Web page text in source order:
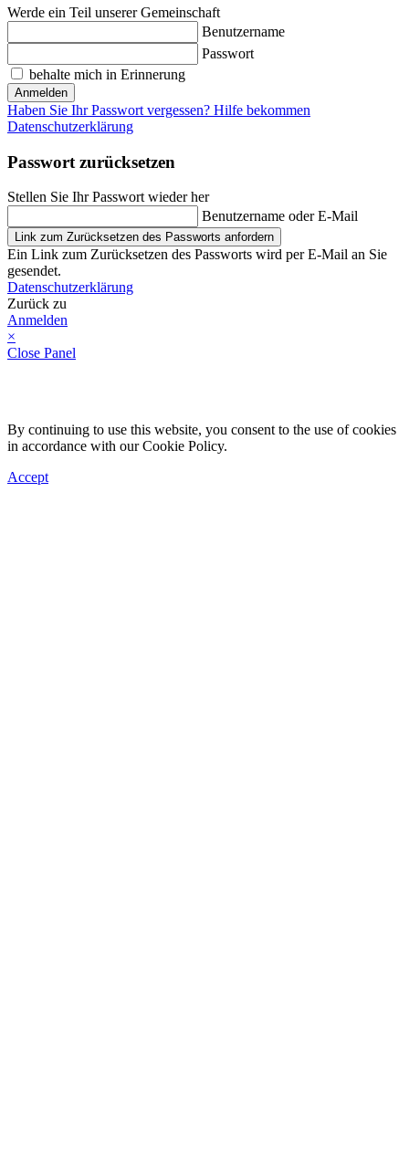
Werde ein Teil unserer Gemeinschaft
Benutzername
Passwort
behalte mich in Erinnerung
Anmelden
Haben Sie Ihr Passwort vergessen? Hilfe bekommen
Datenschutzerklärung
Passwort zurücksetzen
Stellen Sie Ihr Passwort wieder her
Benutzername oder E-Mail
Link zum Zurücksetzen des Passworts anfordern
Ein Link zum Zurücksetzen des Passworts wird per E-Mail an Sie
gesendet.
Datenschutzerklärung
Zurück zu
Anmelden
×
Close Panel
By continuing to use this website, you consent to the use of cookies
in accordance with our Cookie Policy.
Accept